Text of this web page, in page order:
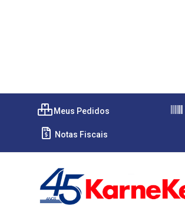
Meus Pedidos
Notas Fiscais